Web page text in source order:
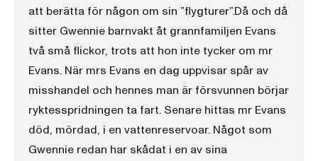
att berätta för någon om sin ”flygturer”.Då och då
sitter Gwennie barnvakt åt grannfamiljen Evans
två små flickor, trots att hon inte tycker om mr
Evans. När mrs Evans en dag uppvisar spår av
misshandel och hennes man är försvunnen börjar
ryktesspridningen ta fart. Senare hittas mr Evans
död, mördad, i en vattenreservoar. Något som
Gwennie redan har skådat i en av sina